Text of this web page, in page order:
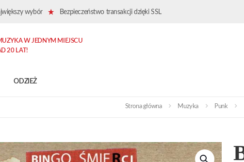
wybór Bezpieczeństwo transakcji dzięki SSL
ODZIEŻ
W JEDNYM MIEJSCU
20 LAT!
Strona główna Muzyka Punk